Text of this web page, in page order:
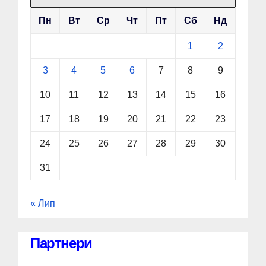
Пн Вт Ср Чт Пт Сб Нд
1 2
3 4 5 6 7 8 9
10 11 12 13 14 15 16
17 18 19 20 21 22 23
24 25 26 27 28 29 30
31
« Лип
Партнери